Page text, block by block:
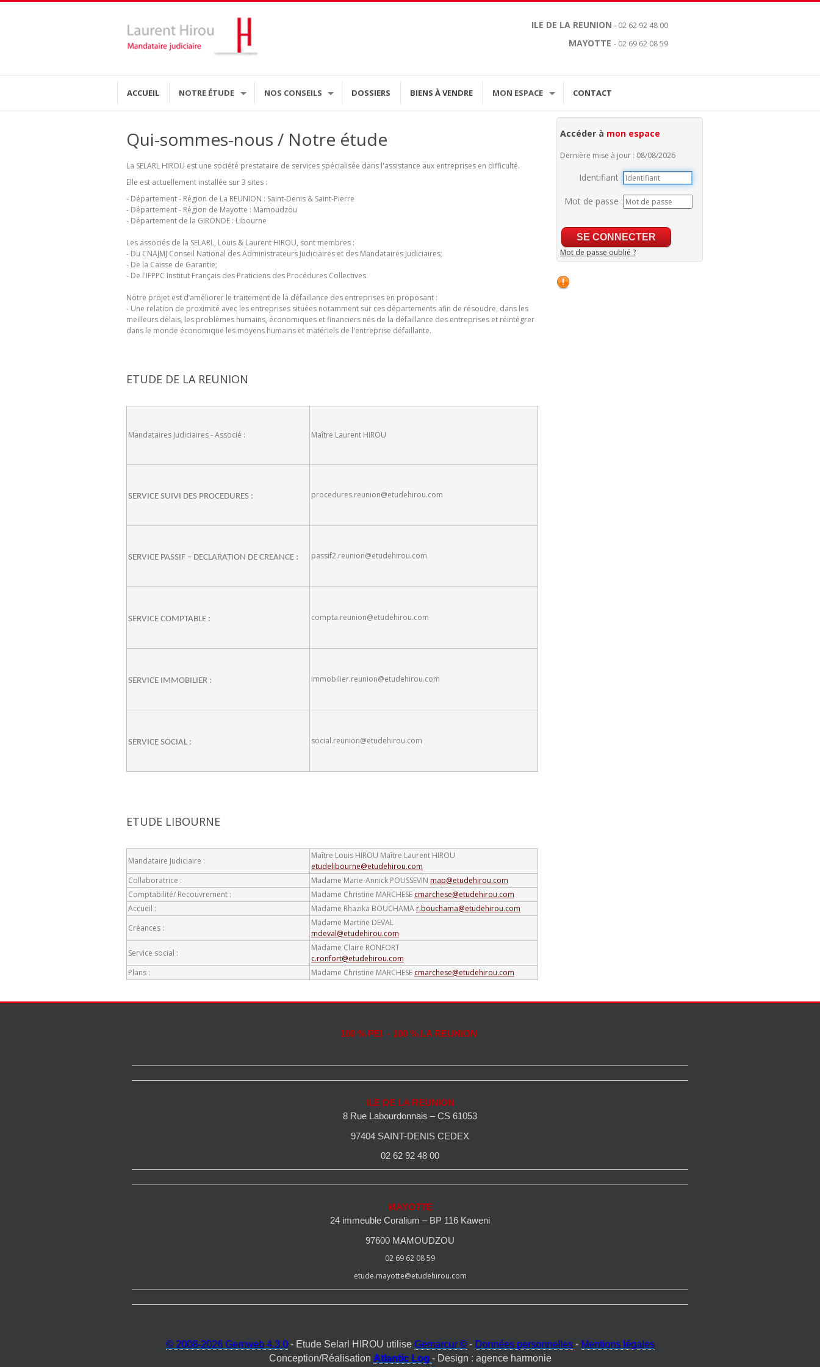
ILE DE LA REUNION - 02 62 92 48 00
MAYOTTE- 02 69 62 08 59
ACCUEIL NOTRE ÉTUDE NOS CONSEILS DOSSIERS BIENS À VENDRE MON ESPACE CONTACT
Accéder à mon espace
Dernière mise à jour : 08/08/2026
Identifiant :
Mot de passe :
Mot de passe oublié ?
Qui-sommes-nous / Notre étude
La SELARL HIROU est une société prestataire de services spécialisée dans l'assistance aux entreprises en difficulté.
Elle est actuellement installée sur 3 sites :
- Département - Région de La REUNION : Saint-Denis & Saint-Pierre
- Département - Région de Mayotte : Mamoudzou
- Département de la GIRONDE : Libourne
Les associés de la SELARL, Louis & Laurent HIROU, sont membres :
- Du CNAJMJ Conseil National des Administrateurs Judiciaires et des Mandataires Judiciaires;
- De la Caisse de Garantie;
- De l'IFPPC Institut Français des Praticiens des Procédures Collectives.
Notre projet est d’améliorer le traitement de la défaillance des entreprises en proposant :
- Une relation de proximité avec les entreprises situées notamment sur ces départements afin de résoudre, dans les
meilleurs délais, les problèmes humains, économiques et financiers nés de la défaillance des entreprises et réintégrer
dans le monde économique les moyens humains et matériels de l'entreprise défaillante.
ETUDE DE LA REUNION
Mandataires Judiciaires - Associé : Maître Laurent HIROU
SERVICE SUIVI DES PROCEDURES : procedures.reunion@etudehirou.com
SERVICE PASSIF – DECLARATION DE CREANCE : passif2.reunion@etudehirou.com
SERVICE COMPTABLE : compta.reunion@etudehirou.com
SERVICE IMMOBILIER : immobilier.reunion@etudehirou.com
SERVICE SOCIAL : social.reunion@etudehirou.com
ETUDE LIBOURNE
Mandataire Judiciaire :
Maître Louis HIROU Maître Laurent HIROU
etudelibourne@etudehirou.com
Collaboratrice :
Madame Marie-Annick POUSSEVIN map@etudehirou.com
Comptabilité/ Recouvrement :
Madame Christine MARCHESE cmarchese@etudehirou.com
Accueil :
Madame Rhazika BOUCHAMA r.bouchama@etudehirou.com
Créances :
Madame Martine DEVAL
mdeval@etudehirou.com
Service social :
Madame Claire RONFORT
c.ronfort@etudehirou.com
Plans :
Madame Christine MARCHESE cmarchese@etudehirou.com
100 % PEI - 100 % LA REUNION
ILE DE LA REUNION
8 Rue Labourdonnais – CS 61053
97404 SAINT-DENIS CEDEX
02 62 92 48 00
MAYOTTE
24 immeuble Coralium – BP 116 Kaweni
97600 MAMOUDZOU
02 69 62 08 59
etude.mayotte@etudehirou.com
© 2008-2026 Gemweb 4.3.0- Etude Selarl HIROU utilise Gemarcur ©- Données personnelles- Mentions légales
Conception/Réalisation Atlantic Log - Design : agence harmonie